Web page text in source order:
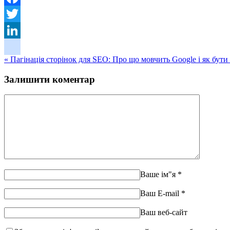
Facebook
Twitter
google_bookmarks
« Пагінація сторінок для SEO: Про що мовчить Google і як бути
Залишити коментар
Ваше ім"я *
Ваш E-mail *
Ваш веб-сайт